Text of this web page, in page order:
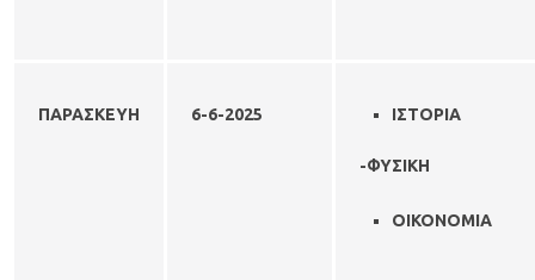
ΠΑΡΑΣΚΕΥΗ 6-6-2025 ΙΣΤΟΡΙΑ
-ΦΥΣΙΚΗ
ΟΙΚΟΝΟΜΙΑ